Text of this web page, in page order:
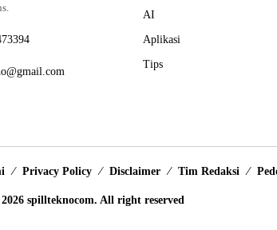
AI
Aplikasi
Tips
Privacy Policy Disclaimer Tim Redaksi
spillteknocom. All right reserved